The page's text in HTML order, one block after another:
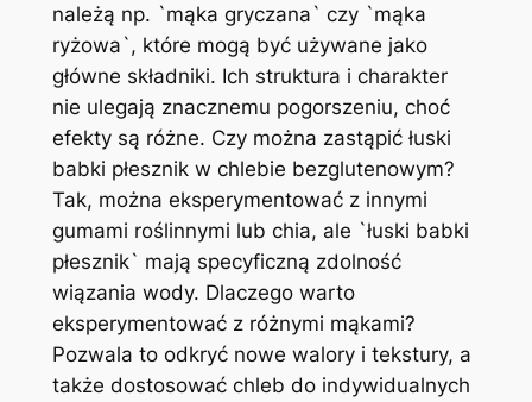
należą np. `mąka gryczana` czy `mąka
ryżowa`, które mogą być używane jako
główne składniki. Ich struktura i charakter
nie ulegają znacznemu pogorszeniu, choć
efekty są różne. Czy można zastąpić łuski
babki płesznik w chlebie bezglutenowym?
Tak, można eksperymentować z innymi
gumami roślinnymi lub chia, ale `łuski babki
płesznik` mają specyficzną zdolność
wiązania wody. Dlaczego warto
eksperymentować z różnymi mąkami?
Pozwala to odkryć nowe walory i tekstury, a
także dostosować chleb do indywidualnych